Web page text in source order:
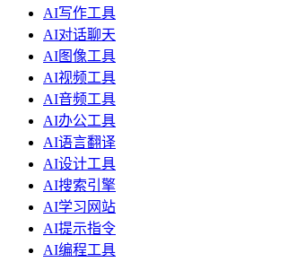
AI写作工具
AI对话聊天
AI图像工具
AI视频工具
AI音频工具
AI办公工具
AI语言翻译
AI设计工具
AI搜索引擎
AI学习网站
AI提示指令
AI编程工具